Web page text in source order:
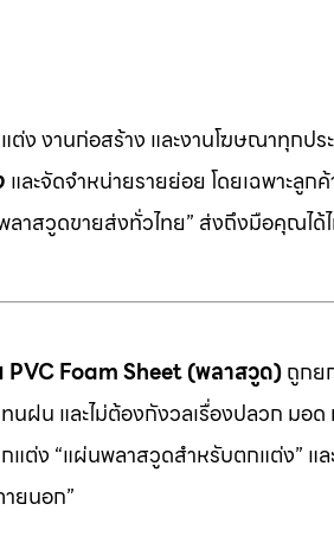
งานก่อสร้าง และงานโฆษณาทุกประ
และจัดจำหน่ายรายย่อย โดยเฉพาะลูก
าสวูดขายส่งทั่วไทย” ส่งถึงมือคุณไ
PVC Foam Sheet (พลาสวูด)ถูกย
ฝน และไม่ต้องกังวลเรื่องปลวก มอด
แต่ง “แผ่นพลาสวูดสำหรับตกแต่ง” แล
ยนอก”